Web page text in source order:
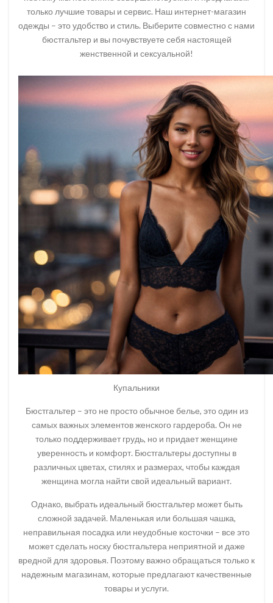
только лучшие товары и сервис. Наш интернет-магазин
одежды – это удобство и стиль. Выберите совместно с нами
бюстгальтер и вы почувствуете себя настоящей
женственной и сексуальной!
Купальники
Бюстгальтер – это не просто обычное белье, это один из
самых важных элементов женского гардероба. Он не
только поддерживает грудь, но и придает женщине
уверенность и комфорт. Бюстгальтеры доступны в
различных цветах, стилях и размерах, чтобы каждая
женщина могла найти свой идеальный вариант.
Однако, выбрать идеальный бюстгальтер может быть
сложной задачей. Маленькая или большая чашка,
неправильная посадка или неудобные косточки – все это
может сделать носку бюстгальтера неприятной и даже
вредной для здоровья. Поэтому важно обращаться только к
надежным магазинам, которые предлагают качественные
товары и услуги.